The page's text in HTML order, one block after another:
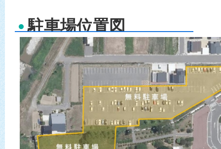
駐車場位置図